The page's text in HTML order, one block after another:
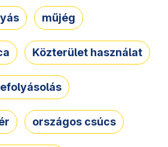
műjég
Közterület használat
országos csúcs